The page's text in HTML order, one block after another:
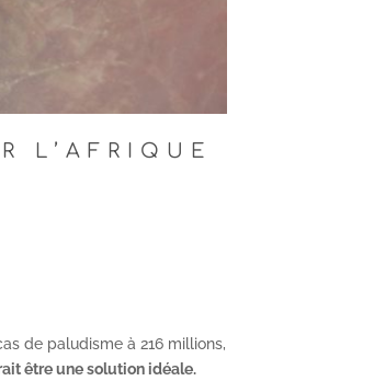
L’AFRIQUE
de paludisme à 216 millions,
être une solution idéale.